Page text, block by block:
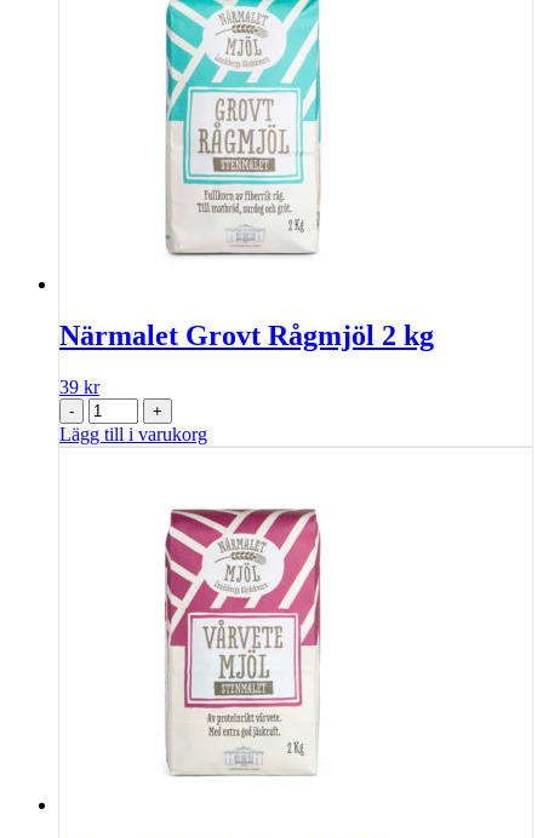
Närmalet Grovt Rågmjöl 2 kg
39 kr
- +
Lägg till i varukorg